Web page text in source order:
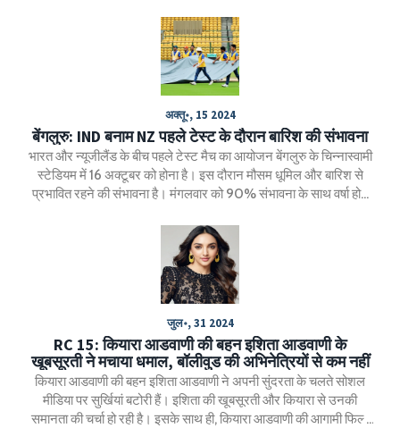
अक्तू॰, 15 2024
बेंगलुरु: IND बनाम NZ पहले टेस्ट के दौरान बारिश की संभावना
भारत और न्यूजीलैंड के बीच पहले टेस्ट मैच का आयोजन बेंगलुरु के चिन्नास्वामी
स्टेडियम में 16 अक्टूबर को होना है। इस दौरान मौसम धूमिल और बारिश से
प्रभावित रहने की संभावना है। मंगलवार को 90% संभावना के साथ वर्षा होने
भारतीय टीम को रोहित शर्मा और न्यूजीलैंड की टीम को टॉम लैथम लीड कर रहे
हैं।
जुल॰, 31 2024
RC 15: कियारा आडवाणी की बहन इशिता आडवाणी के
खूबसूरती ने मचाया धमाल, बॉलीवुड की अभिनेत्रियों से कम नहीं
कियारा आडवाणी की बहन इशिता आडवाणी ने अपनी सुंदरता के चलते सोशल
मीडिया पर सुर्खियां बटोरी हैं। इशिता की खूबसूरती और कियारा से उनकी
समानता की चर्चा हो रही है। इसके साथ ही, कियारा आडवाणी की आगामी फिल्म